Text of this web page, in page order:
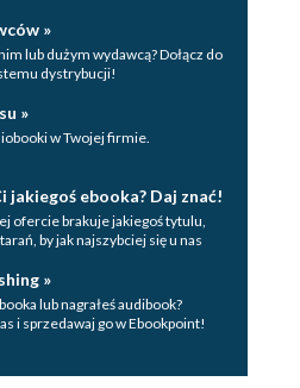
»
lub dużym wydawcą? Dołącz do
dystrybucji!
»
w Twojej firmie.
jakiegoś ebooka? Daj znać!
ofercie brakuje jakiegoś tytulu,
by jak najszybciej się u nas
»
lub nagrałeś audibook?
i sprzedawaj go w Ebookpoint!